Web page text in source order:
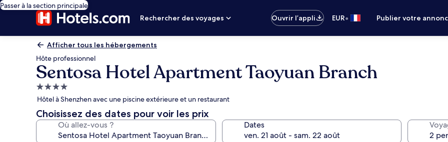
Passer à la section principale
Rechercher des voyages
Ouvrir l’appli EUR• Publier votre
Afficher tous les hébergements
Hôte professionnel
Sentosa Hotel Apartment Taoyuan Branch
Hébergement
4.0 étoiles
Hôtel à Shenzhen avec une piscine extérieure et un restaurant
Choisissez des dates pour voir les prix
Où allez-vous ? Dates